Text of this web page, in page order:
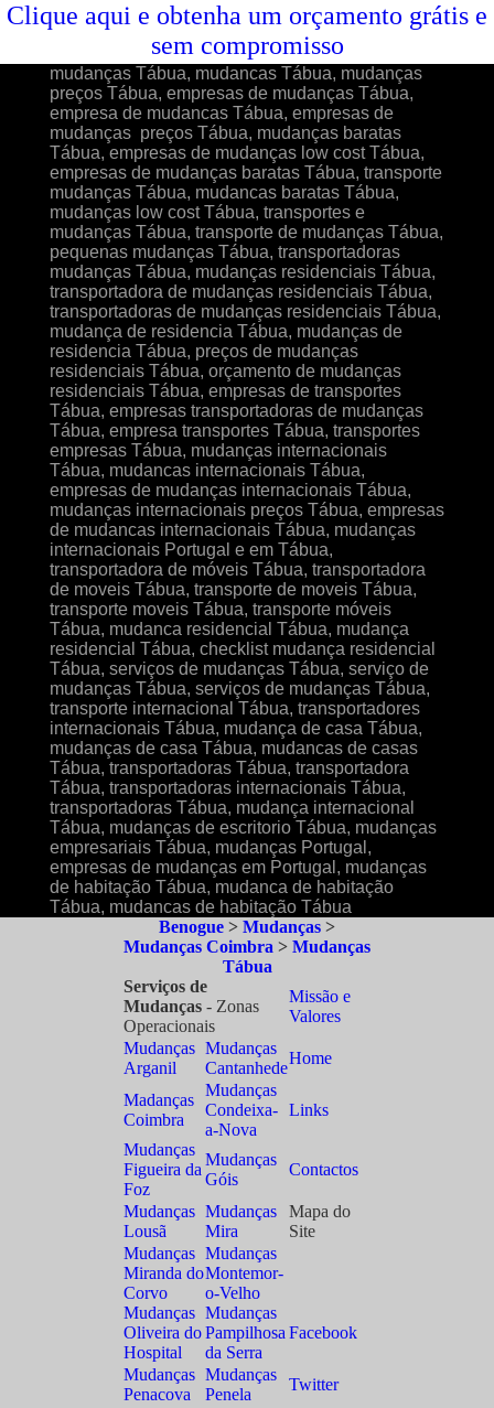
Clique aqui e obtenha um orçamento grátis e
sem compromisso
mudanças Tábua, mudancas Tábua, mudanças
preços Tábua, empresas de mudanças Tábua,
empresa de mudancas Tábua, empresas de
mudanças preços Tábua, mudanças baratas
Tábua, empresas de mudanças low cost Tábua,
empresas de mudanças baratas Tábua, transporte
mudanças Tábua, mudancas baratas Tábua,
mudanças low cost Tábua, transportes e
mudanças Tábua, transporte de mudanças Tábua,
pequenas mudanças Tábua, transportadoras
mudanças Tábua, mudanças residenciais Tábua,
transportadora de mudanças residenciais Tábua,
transportadoras de mudanças residenciais Tábua,
mudança de residencia Tábua, mudanças de
residencia Tábua, preços de mudanças
residenciais Tábua, orçamento de mudanças
residenciais Tábua, empresas de transportes
Tábua, empresas transportadoras de mudanças
Tábua, empresa transportes Tábua, transportes
empresas Tábua, mudanças internacionais
Tábua, mudancas internacionais Tábua,
empresas de mudanças internacionais Tábua,
mudanças internacionais preços Tábua, empresas
de mudancas internacionais Tábua, mudanças
internacionais Portugal e em Tábua,
transportadora de móveis Tábua, transportadora
de moveis Tábua, transporte de moveis Tábua,
transporte moveis Tábua, transporte móveis
Tábua, mudanca residencial Tábua, mudança
residencial Tábua, checklist mudança residencial
Tábua, serviços de mudanças Tábua, serviço de
mudanças Tábua, serviços de mudanças Tábua,
transporte internacional Tábua, transportadores
internacionais Tábua, mudança de casa Tábua,
mudanças de casa Tábua, mudancas de casas
Tábua, transportadoras Tábua, transportadora
Tábua, transportadoras internacionais Tábua,
transportadoras Tábua, mudança internacional
Tábua, mudanças de escritorio Tábua, mudanças
empresariais Tábua, mudanças Portugal,
empresas de mudanças em Portugal, mudanças
de habitação Tábua, mudanca de habitação
Tábua, mudancas de habitação Tábua
Benogue > Mudanças >
Mudanças Coimbra > Mudanças
Tábua
Serviços de
Mudanças - Zonas
Operacionais
Missão e
Valores
Mudanças
Arganil
Mudanças
Cantanhede
Home
Madanças
Coimbra
Mudanças
Condeixa-
a-Nova
Links
Mudanças
Figueira da
Foz
Mudanças
Góis
Contactos
Mudanças
Lousã
Mudanças
Mira
Mapa do
Site
Mudanças
Miranda do
Corvo
Mudanças
Montemor-
o-Velho
Mudanças
Oliveira do
Hospital
Mudanças
Pampilhosa
da Serra
Facebook
Mudanças
Penacova
Mudanças
Penela
Twitter